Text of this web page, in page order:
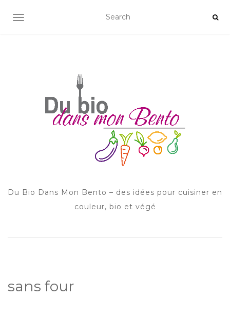
AFFICHER/MASQUER LA NAVIGATION
Du Bio Dans Mon Bento – des idées pour cuisiner en
couleur, bio et végé
sans four